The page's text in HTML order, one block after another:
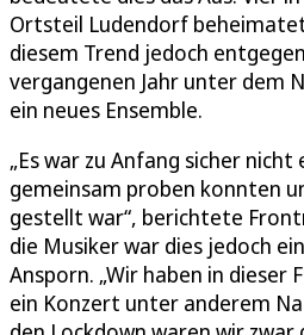
Ortsteil Ludendorf
diesem Trend jedoch
vergangenen Jahr unter dem
ein neues Ensemble.
„Es war zu Anfang sicher
gemeinsam proben konnten
gestellt war“, berichtete
die Musiker war dies jedoch
Ansporn. „Wir haben in
ein Konzert unter anderem